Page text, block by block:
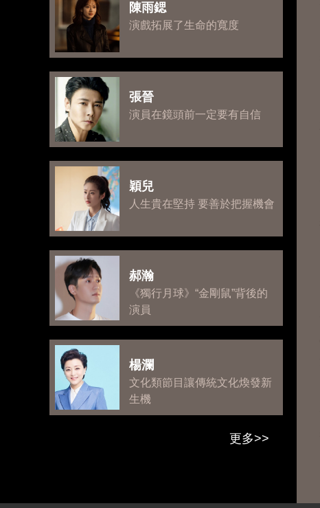
陳雨鍶
演戲拓展了生命的寬度
張晉
演員在鏡頭前一定要有自信
穎兒
人生貴在堅持 要善於把握機會
郝瀚
《獨行月球》“金剛鼠”背後的
演員
楊瀾
文化類節目讓傳統文化煥發新
生機
更多>>